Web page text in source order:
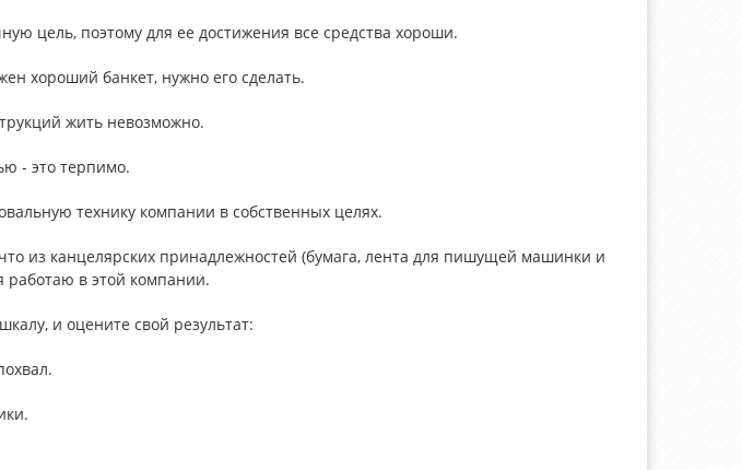
цель, поэтому для ее достижения все средства хороши.
хороший банкет, нужно его сделать.
жить невозможно.
- это терпимо.
технику компании в собственных целях.
из канцелярских принадлежностей (бумага, лента для пишущей машинки и
в этой компании.
и оцените свой результат: